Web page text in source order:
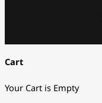
Cart
Your Cart is Empty